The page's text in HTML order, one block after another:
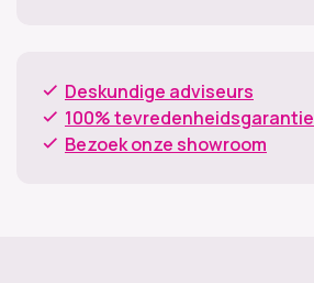
Deskundige adviseurs
100% tevredenheidsgarantie
Bezoek onze showroom